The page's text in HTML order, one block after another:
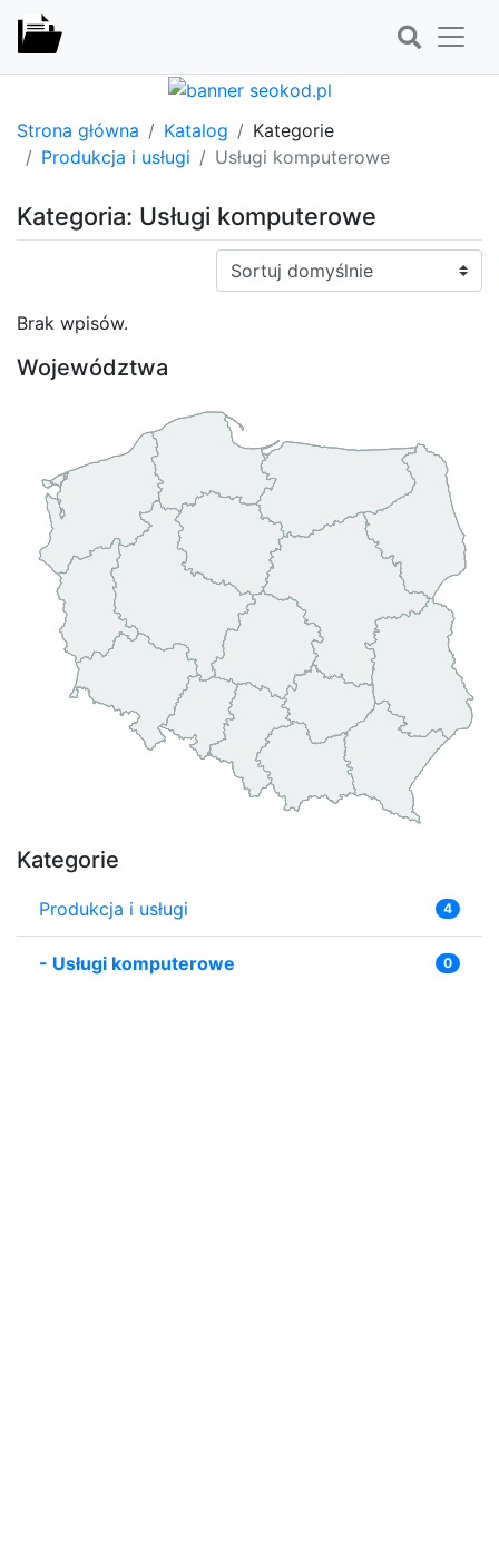
Strona główna Katalog
Kategorie
Produkcja i usługi
Usługi komputerowe
Kategoria: Usługi komputerowe
Sortuj:
Brak wpisów.
Województwa
Kategorie
Produkcja i usługi 4
- Usługi komputerowe 0